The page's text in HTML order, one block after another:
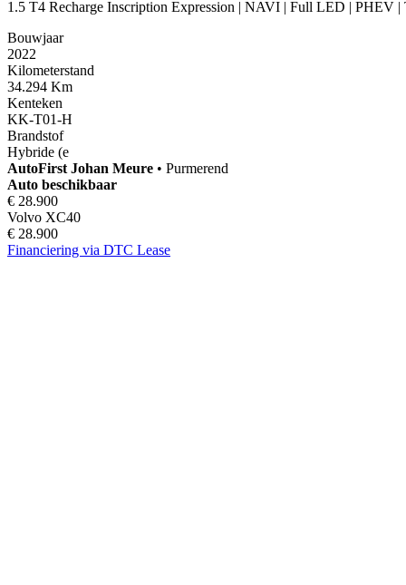
1.5 T4 Recharge Inscription Expression | NAVI | Full LED |
Bouwjaar
2022
Kilometerstand
34.294 Km
Kenteken
KK-T01-H
Brandstof
Hybride (e
AutoFirst Johan Meure • Purmerend
Auto beschikbaar
€ 28.900
Volvo XC40
€ 28.900
Financiering via DTC Lease